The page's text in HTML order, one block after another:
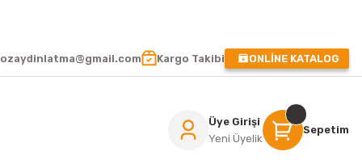
Kargo Takibi ONLİNE KATALOG
Üye Girişi
Yeni Üyelik
Sepetim